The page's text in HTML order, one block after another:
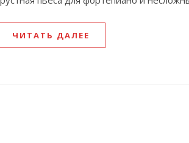
ЧИТАТЬ ДАЛЕЕ